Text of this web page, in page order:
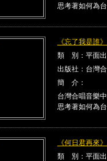
思考著如何為
《忘了我是誰
類 別：平面
出版社：台灣
簡 介：
台灣合唱音樂
思考著如何為
《何日君再來
類 別：平面